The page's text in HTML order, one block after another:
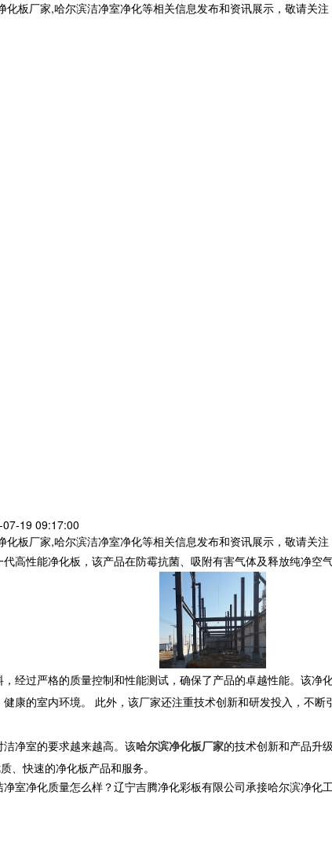
化板厂家,哈尔滨洁净室净化等相关信息发布和资讯展示，敬请关注
19 09:17:00
化板厂家,哈尔滨洁净室净化等相关信息发布和资讯展示，敬请关注
高性能净化板，该产品在防霉抗菌、吸附有害气体及释放纯净空
经过严格的质量控制和性能测试，确保了产品的卓越性能。该净
康的室内环境。 此外，该厂家还注重技术创新和研发投入，不
净室的要求越来越高。该哈尔滨净化板厂家的技术创新和产品升
、快速的净化板产品和服务。
室净化质量怎么样？辽宁吉腾净化彩板有限公司承接哈尔滨净